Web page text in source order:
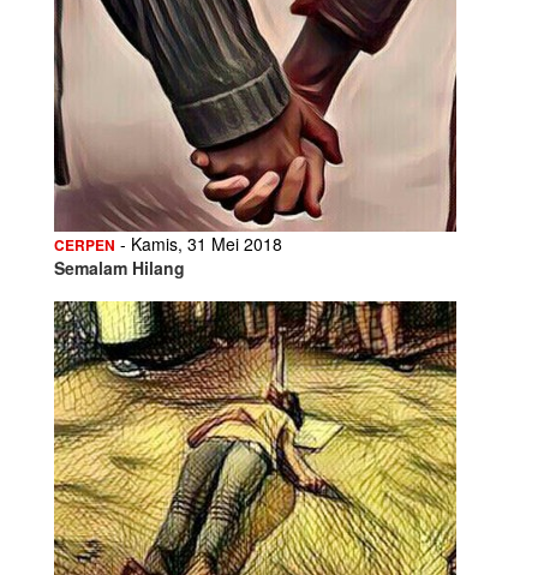
CERPEN - Kamis, 31 Mei 2018
Semalam Hilang